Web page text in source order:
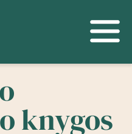
knygos